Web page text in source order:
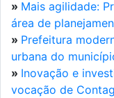
» Mais agilidade:
área de
» Prefeitura
urbana do
» Inovação e
vocação de